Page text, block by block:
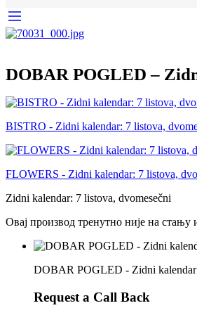
DOBAR POGLED –
BISTRO - Zidni kalendar: 7 listova,
FLOWERS - Zidni kalendar: 7 listova,
Zidni kalendar: 7 listova, dvomesečni
Овај производ тренутно није на стању
DOBAR POGLED - Zidni
Request a Call Back